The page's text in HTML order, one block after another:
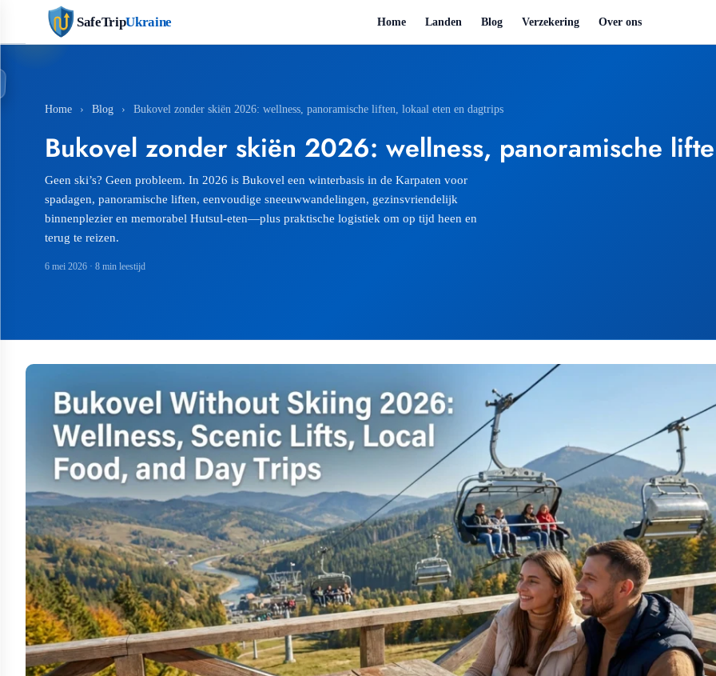
SafeTripUkraine Home Landen Blog Verzekering Over ons
Home › Blog › Bukovel zonder skiën 2026: wellness, panoramische liften, lokaal eten en dagtrips
Bukovel zonder skiën 2026: wellness, panoramische
Geen ski’s? Geen probleem. In 2026 is Bukovel een winterbasis in de Karpaten voor
spadagen, panoramische liften, eenvoudige sneeuwwandelingen, gezinsvriendelijk
binnenplezier en memorabel Hutsul-eten—plus praktische logistiek om op tijd heen en
terug te reizen.
6 mei 2026 · 8 min leestijd